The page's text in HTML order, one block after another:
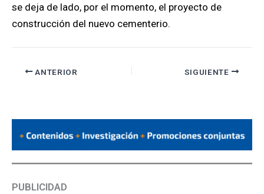
se deja de lado, por el momento, el proyecto de
construcción del nuevo cementerio.
ANTERIOR SIGUIENTE
PUBLICIDAD